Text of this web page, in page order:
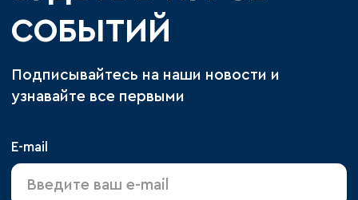
СОБЫТИЙ
Подписывайтесь на наши новости и
узнавайте все первыми
E-mail